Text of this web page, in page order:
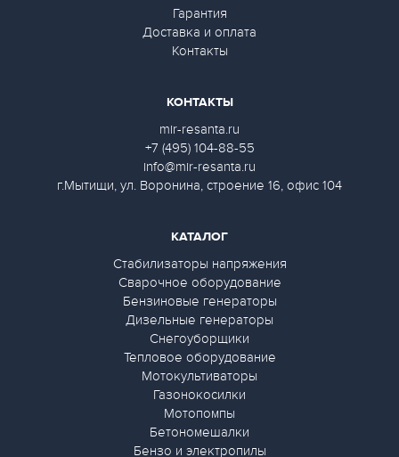
Гарантия
Доставка и оплата
Контакты
КАТАЛОГ
Стабилизаторы напряжения
Сварочное оборудование
Бензиновые генераторы
Дизельные генераторы
Снегоуборщики
Тепловое оборудование
Мотокультиваторы
Газонокосилки
Мотопомпы
Бетономешалки
Бензо и электропилы
КОНТАКТЫ
mir-resanta.ru
+7 (495) 104-88-55
info@mir-resanta.ru
г.Мытищи, ул. Воронина, строение 16, офис 104